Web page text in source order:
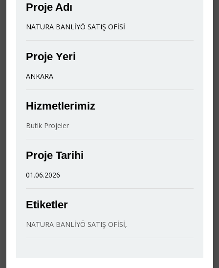
Proje Adı
NATURA BANLİYÖ SATIŞ OFİSİ
Proje Yeri
ANKARA
Hizmetlerimiz
Butik Projeler
Proje Tarihi
01.06.2026
Etiketler
NATURA BANLİYÖ SATIŞ OFİSİ,